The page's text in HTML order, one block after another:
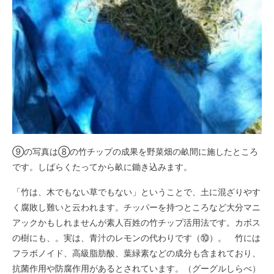
⑨の写真は⑧の竹チップの成果を野菜畑の畝間に施したところ
です。しばらくたってから畝に鋤き込みます。
「竹は、木でもない草でもない」ということで、土に混ざりやす
く腐敗し難いと云われます。チッパーを持つところなど大分マニ
アックかもしれませんが素人百姓の竹チップ活用法です。カボス
の樹にも、。実は、青汁のレモンの代わりです（⑩）。 竹には
フラボノイド、高級脂肪酸、葉緑素などの成分も含まれており、
抗菌作用や防腐作用があるとされています。（グーグルしらべ）